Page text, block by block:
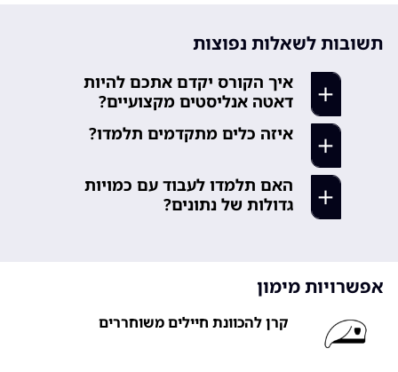
תשובות לשאלות נפוצות
איך הקורס יקדם אתכם להיות
דאטה אנליסטים מקצועיים?
תלמדו לא רק פונקציות, אלא גם
החלטות מבוססות דאטה ובניית דוחות
מקצועיים. תקבלו התנסות עם נתונים
איזה כלים מתקדמים תלמדו?
Pivot, DAX ו-VBA. תלמדו לאוטמט
תהליכים ולבנות דשבורדים
האם תלמדו לעבוד עם כמויות
גדולות של נתונים?
נוסחאות ושימוש בכלים מתקדמים
לעיבוד מידע.
אפשרויות מימון
קרן להכוונת חיילים משוחררים